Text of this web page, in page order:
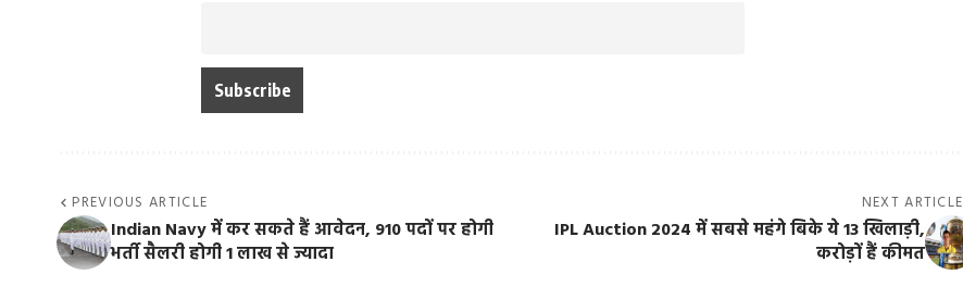
PREVIOUS ARTICLE
Indian Navy में कर सकते हैं आवेदन, 910 पदों पर होगी
भर्ती सैलरी होगी 1 लाख से ज्यादा
NEXT ARTICLE
IPL Auction 2024 में सबसे महंगे बिके ये 13 खिलाड़ी,
करोड़ों हैं कीमत